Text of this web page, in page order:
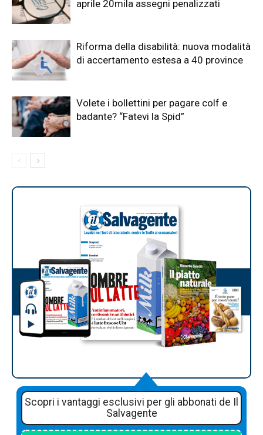
aprile 20mila assegni penalizzati
Riforma della disabilità: nuova modalità
di accertamento estesa a 40 province
Volete i bollettini per pagare colf e
badante? “Fatevi la Spid”
Scopri i vantaggi esclusivi per gli abbonati de Il
Salvagente